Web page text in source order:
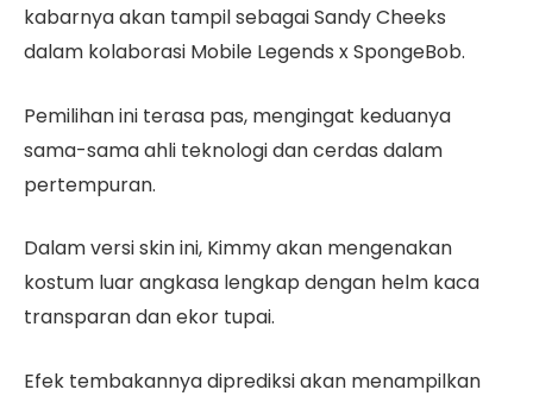
kabarnya akan tampil sebagai Sandy Cheeks
dalam kolaborasi Mobile Legends x SpongeBob.
Pemilihan ini terasa pas, mengingat keduanya
sama-sama ahli teknologi dan cerdas dalam
pertempuran.
Dalam versi skin ini, Kimmy akan mengenakan
kostum luar angkasa lengkap dengan helm kaca
transparan dan ekor tupai.
Efek tembakannya diprediksi akan menampilkan